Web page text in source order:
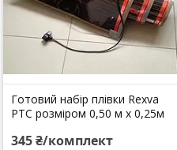
Готовий набір плівки Rexva
PTC розміром 0,50 м х 0,25м
345 ₴/комплект